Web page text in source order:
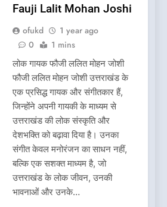
Fauji Lalit Mohan Joshi
ofukd
1 year ago
0
1 mins
लोक गायक फौजी ललित मोहन जोशी
फौजी ललित मोहन जोशी उत्तराखंड के
एक प्रसिद्ध गायक और संगीतकार हैं,
जिन्होंने अपनी गायकी के माध्यम से
उत्तराखंड की लोक संस्कृति और
देशभक्ति को बढ़ावा दिया है। उनका
संगीत केवल मनोरंजन का साधन नहीं,
बल्कि एक सशक्त माध्यम है, जो
उत्तराखंड के लोक जीवन, उनकी
भावनाओं और उनके…